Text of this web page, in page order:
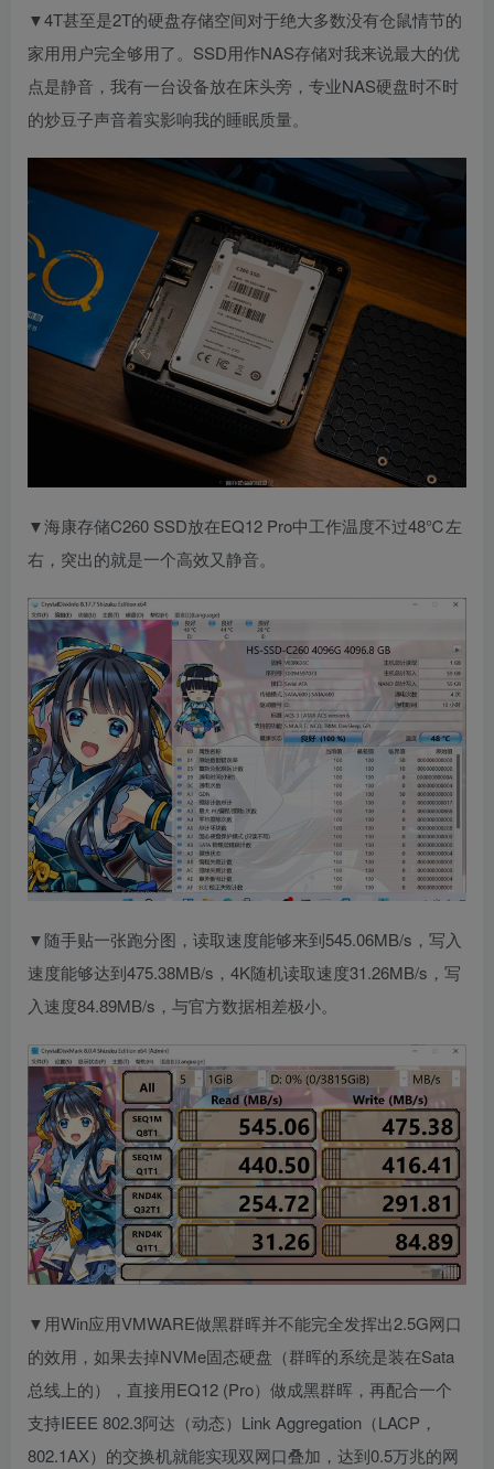
▼4T甚至是2T的硬盘存储空间对于绝大多数没有仓鼠情节的
家用用户完全够用了。SSD用作NAS存储对我来说最大的优
点是静音，我有一台设备放在床头旁，专业NAS硬盘时不时
的炒豆子声音着实影响我的睡眠质量。
▼海康存储C260 SSD放在EQ12 Pro中工作温度不过48℃左
右，突出的就是一个高效又静音。
▼随手贴一张跑分图，读取速度能够来到545.06MB/s，写入
速度能够达到475.38MB/s，4K随机读取速度31.26MB/s，写
入速度84.89MB/s，与官方数据相差极小。
▼用Win应用VMWARE做黑群晖并不能完全发挥出2.5G网口
的效用，如果去掉NVMe固态硬盘（群晖的系统是装在Sata
总线上的），直接用EQ12 (Pro）做成黑群晖，再配合一个
支持IEEE 802.3阿达（动态）Link Aggregation（LACP，
802.1AX）的交换机就能实现双网口叠加，达到0.5万兆的网